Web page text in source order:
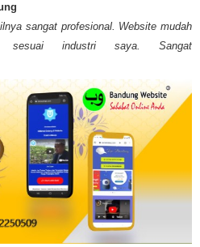
sangat profesional. Website mudah
sesuai industri saya. Sangat